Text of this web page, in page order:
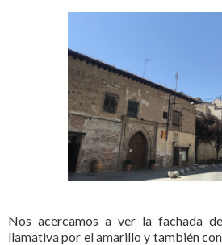
Nos acercamos a ver la fachada
llamativa por el amarillo y también